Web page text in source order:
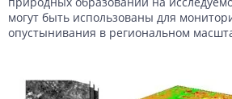
могут быть использованы для
опустынивания в региональном